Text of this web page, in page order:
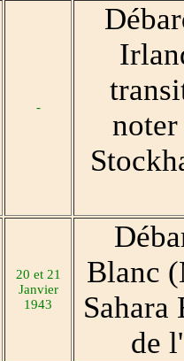
-
20 et 21
Janvier
1943
Blanc
Sahara
de